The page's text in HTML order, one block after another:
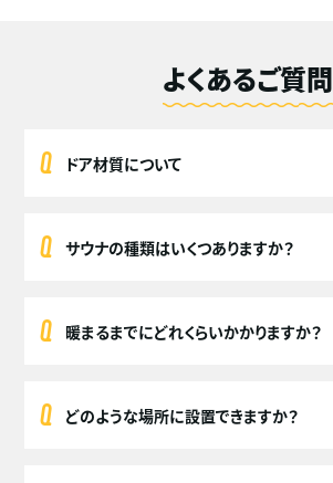
よくあるご質問
ドア材質について
サウナの種類はいくつありますか？
暖まるまでにどれくらいかかりますか？
どのような場所に設置できますか？